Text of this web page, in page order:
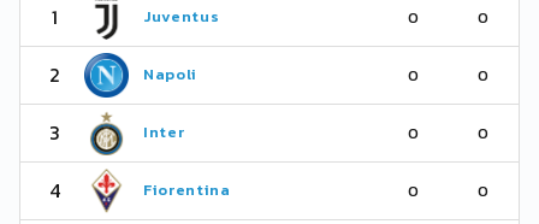
1 Juventus 0 0
2 Napoli 0 0
3 Inter 0 0
4 Fiorentina 0 0